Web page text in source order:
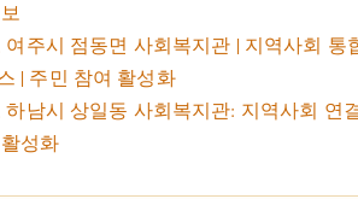
여주시 점동면 사회복지관 | 지역사회 통
| 주민 참여 활성화
하남시 상일동 사회복지관: 지역사회 연
성화